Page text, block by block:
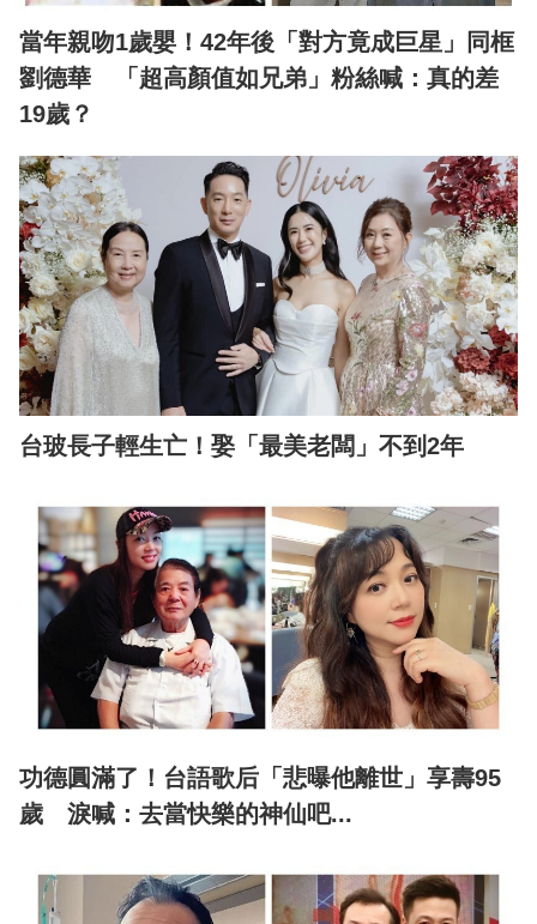
當年親吻1歲嬰！42年後「對方竟成巨星」同框
劉德華 「超高顏值如兄弟」粉絲喊：真的差
19歲？
台玻長子輕生亡！娶「最美老闆」不到2年
功德圓滿了！台語歌后「悲曝他離世」享壽95
歲 淚喊：去當快樂的神仙吧...